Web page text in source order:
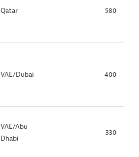
Qatar 580
VAE/Dubai 400
VAE/Abu
Dhabi
330